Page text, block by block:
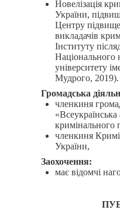
Новелізація
України,
Центру
викладачів
Інституту
університету
Мудрого, 2019).
Громадська
членкиня
«Всеукраїнська
кримінального
членкиня
України,
Заохочення:
має відомчі